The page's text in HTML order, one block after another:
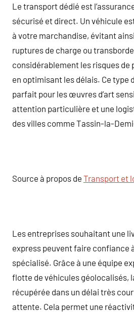
Le transport dédié est
sécurisé et direct. Un véhicule
à votre marchandise, évitant
ruptures de charge ou
considérablement les risques de
en optimisant les délais. Ce type
parfait pour les œuvres d’art
attention particulière et une
des villes comme Tassin-la-
Source à propos de Transport et
Les entreprises souhaitant une
express peuvent faire confiance
spécialisé. Grâce à une équipe
flotte de véhicules géolocalisés,
récupérée dans un délai très
attente. Cela permet une